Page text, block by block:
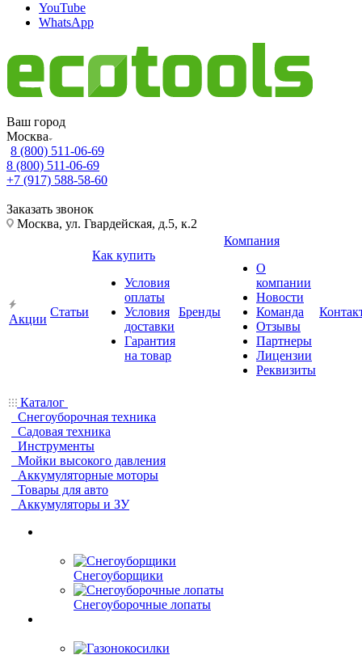
YouTube
WhatsApp
Ваш город
Москва
8 (800) 511-06-69
8 (800) 511-06-69
+7 (917) 588-58-60
Заказать звонок
Москва, ул. Гвардейская, д.5, к.2
Акции
Статьи
Как купить
Условия
оплаты
Условия
доставки
Гарантия
на товар
Бренды
Компания
О
компании
Новости
Команда
Отзывы
Партнеры
Лицензии
Реквизиты
Каталог
Снегоуборочная техника
Садовая техника
Инструменты
Мойки высокого давления
Аккумуляторные моторы
Товары для авто
Аккумуляторы и ЗУ
Снегоуборщики
Снегоуборочные лопаты